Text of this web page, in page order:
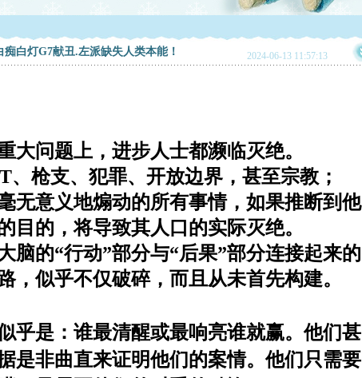
白灯G7献丑.左派缺失人类本能！ 2024-06-13 11:57:13
大问题上，进步人士都濒临灭绝。
、枪支、犯罪、开放边界，甚至宗教；
无意义地煽动的所有事情，如果推断到他
目的，将导致其人口的实际灭绝。
脑的“行动”部分与“后果”部分连接起来的
，似乎不仅破碎，而且从未首先构建。
乎是：谁最清醒或最响亮谁就赢。他们甚
是非曲直来证明他们的案情。他们只需要